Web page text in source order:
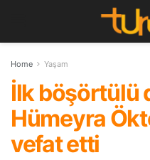
Home Yaşam
İlk böşörtülü
Hümeyra
vefat etti